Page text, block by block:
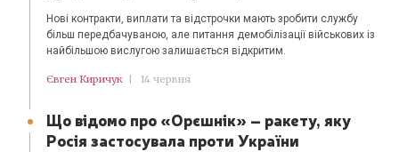
Нові контракти, виплати та відстрочки мають зробити службу
більш передбачуваною, але питання демобілізації військових із
найбільшою вислугою залишається відкритим.
Євген Киричук 14 червня
Що відомо про «Орєшнік» – ракету, яку
Росія застосувала проти України